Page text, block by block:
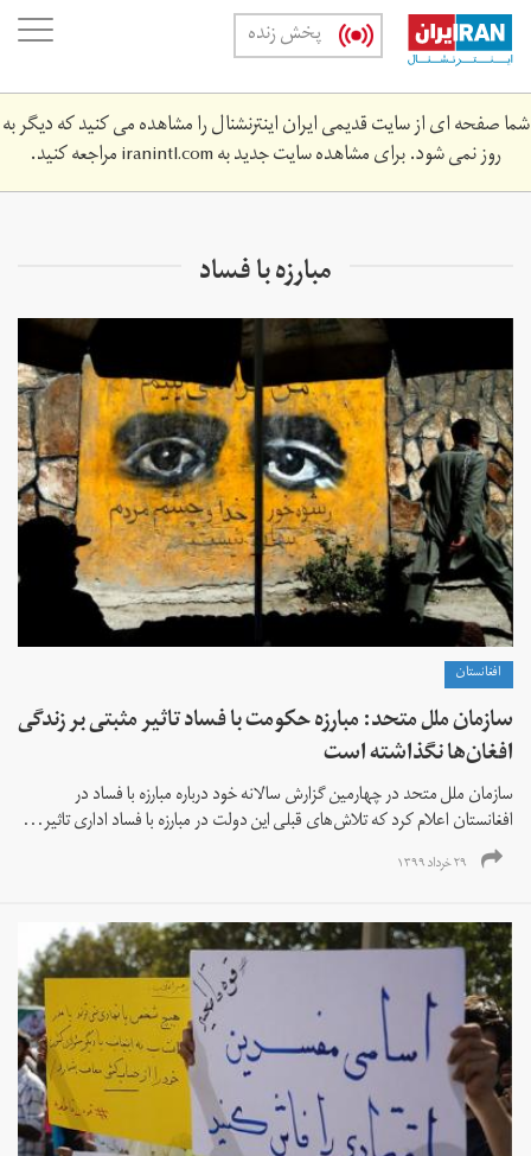
Skip
main
content
پخش زنده
شما صفحه ای از سایت قدیمی ایران اینترنشنال را مشاهده می کنید که دیگر به
روز نمی شود. برای مشاهده سایت جدید بهiranintl.comمراجعه کنید.
مبارزه با فساد
افغانستان
سازمان ملل متحد: مبارزه حکومت با فساد تاثیر مثبتی بر زندگی
افغان‌ها نگذاشته است
سازمان ملل متحد در چهارمین گزارش سالانه‌ خود درباره مبارزه با فساد در
افغانستان اعلام کرد که تلاش‌های قبلی این دولت در مبارزه با فساد اداری تاثیر...
۲۹ خرداد ۱۳۹۹